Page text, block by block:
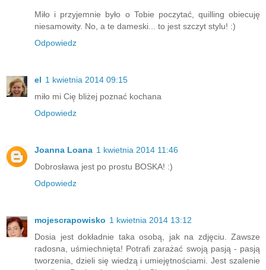
Miło i przyjemnie było o Tobie poczytać, quilling obiecuję
niesamowity. No, a te dameski... to jest szczyt stylu! :)
Odpowiedz
el 1 kwietnia 2014 09:15
miło mi Cię bliżej poznać kochana
Odpowiedz
Joanna Loana 1 kwietnia 2014 11:46
Dobrosława jest po prostu BOSKA! :)
Odpowiedz
mojescrapowisko 1 kwietnia 2014 13:12
Dosia jest dokładnie taka osobą, jak na zdjęciu. Zawsze
radosna, uśmiechnięta! Potrafi zarażać swoją pasją - pasją
tworzenia, dzieli się wiedzą i umiejętnościami. Jest szalenie